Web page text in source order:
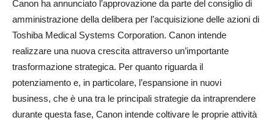
Canon ha annunciato l’approvazione da parte del consiglio di
amministrazione della delibera per l’acquisizione delle azioni di
Toshiba Medical Systems Corporation. Canon intende
realizzare una nuova crescita attraverso un’importante
trasformazione strategica. Per quanto riguarda il
potenziamento e, in particolare, l’espansione in nuovi
business, che è una tra le principali strategie da intraprendere
durante questa fase, Canon intende coltivare le proprie attività